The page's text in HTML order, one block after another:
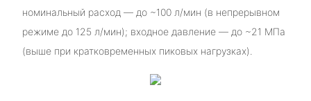
номинальный расход — до ~100 л/мин (в непрерывном
режиме до 125 л/мин); входное давление — до ~21 МПа
(выше при кратковременных пиковых нагрузках).